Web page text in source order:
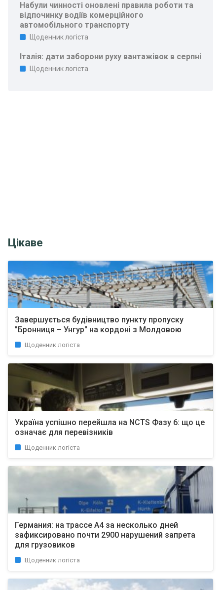
Набули чинності оновлені правила роботи та
відпочинку водіїв комерційного
автомобільного транспорту
Щоденник логіста
Італія: дати заборони руху вантажівок в серпні
Щоденник логіста
Цікаве
Завершується будівництво пункту пропуску
"Бронниця – Унгур" на кордоні з Молдовою
Щоденник логіста
Україна успішно перейшла на NCTS Фазу 6: що це
означає для перевізників
Щоденник логіста
Германия: на трассе A4 за несколько дней
зафиксировано почти 2900 нарушений запрета
для грузовиков
Щоденник логіста